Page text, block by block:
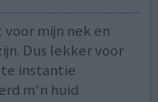
mijn nek en
Dus lekker voor
instantie
m'n huid